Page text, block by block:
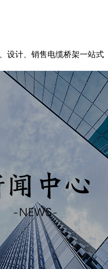
设计、销售电缆桥架一站式